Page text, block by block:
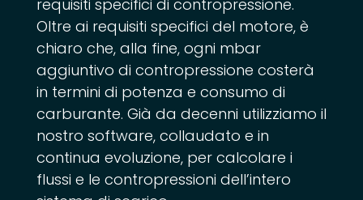
requisiti specifici di contropressione.
Oltre ai requisiti specifici del motore, è
chiaro che, alla fine, ogni mbar
aggiuntivo di contropressione costerà
in termini di potenza e consumo di
carburante. Già da decenni utilizziamo il
nostro software, collaudato e in
continua evoluzione, per calcolare i
flussi e le contropressioni dell’intero